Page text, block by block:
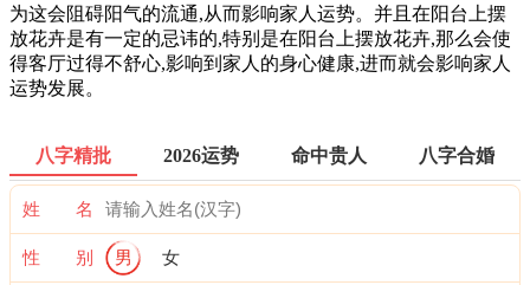
为这会阻碍阳气的流通,从而影响家人运势。并且在阳台上摆
放花卉是有一定的忌讳的,特别是在阳台上摆放花卉,那么会使
得客厅过得不舒心,影响到家人的身心健康,进而就会影响家人
运势发展。
八字精批 2026运势 命中贵人 八字合婚
姓 名
性 别 男 女